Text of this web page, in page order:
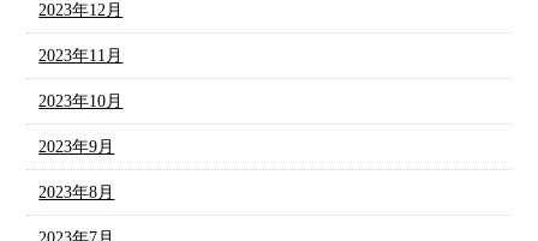
2023年12月
2023年11月
2023年10月
2023年9月
2023年8月